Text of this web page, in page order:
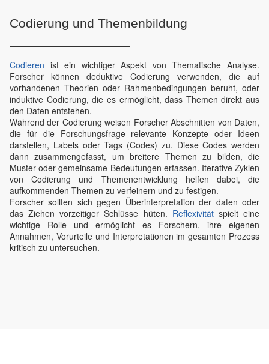
Codierung und Themenbildung
Codieren ist ein wichtiger Aspekt von Thematische Analyse.
Forscher können deduktive Codierung verwenden, die auf
vorhandenen Theorien oder Rahmenbedingungen beruht, oder
induktive Codierung, die es ermöglicht, dass Themen direkt aus
den Daten entstehen.
Während der Codierung weisen Forscher Abschnitten von Daten,
die für die Forschungsfrage relevante Konzepte oder Ideen
darstellen, Labels oder Tags (Codes) zu. Diese Codes werden
dann zusammengefasst, um breitere Themen zu bilden, die
Muster oder gemeinsame Bedeutungen erfassen. Iterative Zyklen
von Codierung und Themenentwicklung helfen dabei, die
aufkommenden Themen zu verfeinern und zu festigen.
Forscher sollten sich gegen Überinterpretation der daten oder
das Ziehen vorzeitiger Schlüsse hüten. Reflexivitätspielt eine
wichtige Rolle und ermöglicht es Forschern, ihre eigenen
Annahmen, Vorurteile und Interpretationen im gesamten Prozess
kritisch zu untersuchen.